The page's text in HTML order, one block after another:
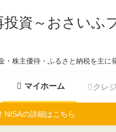
資～おさいふ
株主優待・ふるさと納税を主に
マイホーム クレ
NISAの詳細はこちら